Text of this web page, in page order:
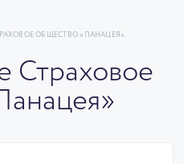
ОБЩЕСТВО «ПАНАЦЕЯ»
Страховое